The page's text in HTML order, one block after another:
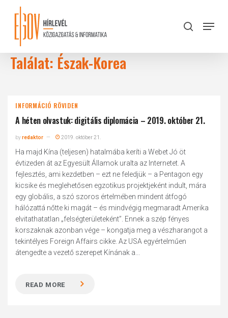
content
search
Menu
Találat: Észak-Korea
INFORMÁCIÓ RÖVIDEN
A héten olvastuk: digitális diplomácia – 2019. október 21.
byredaktor 2019. október 21.
Ha majd Kína (teljesen) hatalmába keríti a Webet Jó öt
évtizeden át az Egyesült Államok uralta az Internetet. A
fejlesztés, ami kezdetben – ezt ne feledjük – a Pentagon egy
kicsike és meglehetősen egzotikus projektjeként indult, mára
egy globális, a szó szoros értelmében mindent átfogó
hálózattá nőtte ki magát – és mindvégig megmaradt Amerika
elvitathatatlan „felségterületeként”. Ennek a szép fényes
korszaknak azonban vége – kongatja meg a vészharangot a
tekintélyes Foreign Affairs cikke. Az USA egyértelműen
átengedte a vezető szerepet Kínának a...
READ MORE
Close